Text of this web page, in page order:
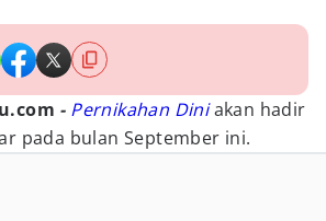
- Pernikahan Dini akan hadir
pada bulan September ini.